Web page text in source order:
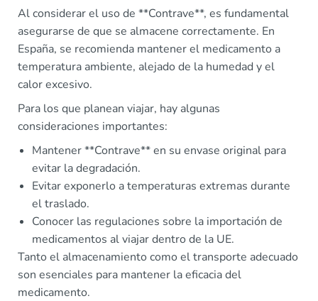
Al considerar el uso de **Contrave**, es fundamental
asegurarse de que se almacene correctamente. En
España, se recomienda mantener el medicamento a
temperatura ambiente, alejado de la humedad y el
calor excesivo.
Para los que planean viajar, hay algunas
consideraciones importantes:
Mantener **Contrave** en su envase original para
evitar la degradación.
Evitar exponerlo a temperaturas extremas durante
el traslado.
Conocer las regulaciones sobre la importación de
medicamentos al viajar dentro de la UE.
Tanto el almacenamiento como el transporte adecuado
son esenciales para mantener la eficacia del
medicamento.